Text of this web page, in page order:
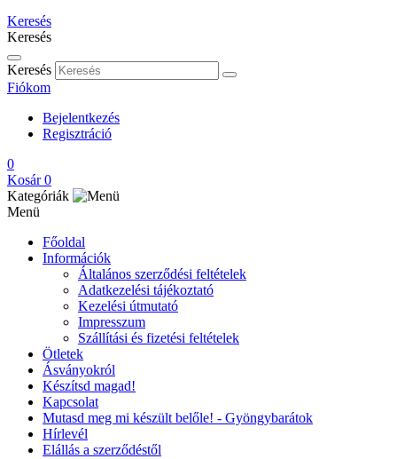
Keresés
Keresés
Keresés
Fiókom
Bejelentkezés
Regisztráció
0
Kosár 0
Kategóriák
Menü
Főoldal
Információk
Általános szerződési feltételek
Adatkezelési tájékoztató
Kezelési útmutató
Impresszum
Szállítási és fizetési feltételek
Ötletek
Ásványokról
Készítsd magad!
Kapcsolat
Mutasd meg mi készült belőle! - Gyöngybarátok
Hírlevél
Elállás a szerződéstől